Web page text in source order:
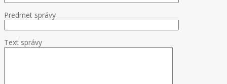
Predmet správy
Text správy